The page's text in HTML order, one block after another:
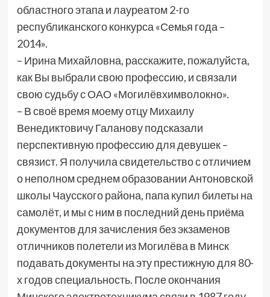
областного этапа и лауреатом 2-го
республиканского конкурса «Семья года –
2014».
– Ирина Михайловна, расскажите, пожалуйста,
как Вы выбрали свою профессию, и связали
свою судьбу с ОАО «Могилёвхимволокно».
– В своё время моему отцу Михаилу
Венедиктовичу Галанову подсказали
перспективную профессию для девушек –
связист. Я получила свидетельство с отличием
о неполном среднем образовании Антоновской
школы Чаусского района, папа купил билеты на
самолёт, и мы с ним в последний день приёма
документов для зачисления без экзаменов
отличников полетели из Могилёва в Минск
подавать документы на эту престижную для 80-
х годов специальность. После окончания